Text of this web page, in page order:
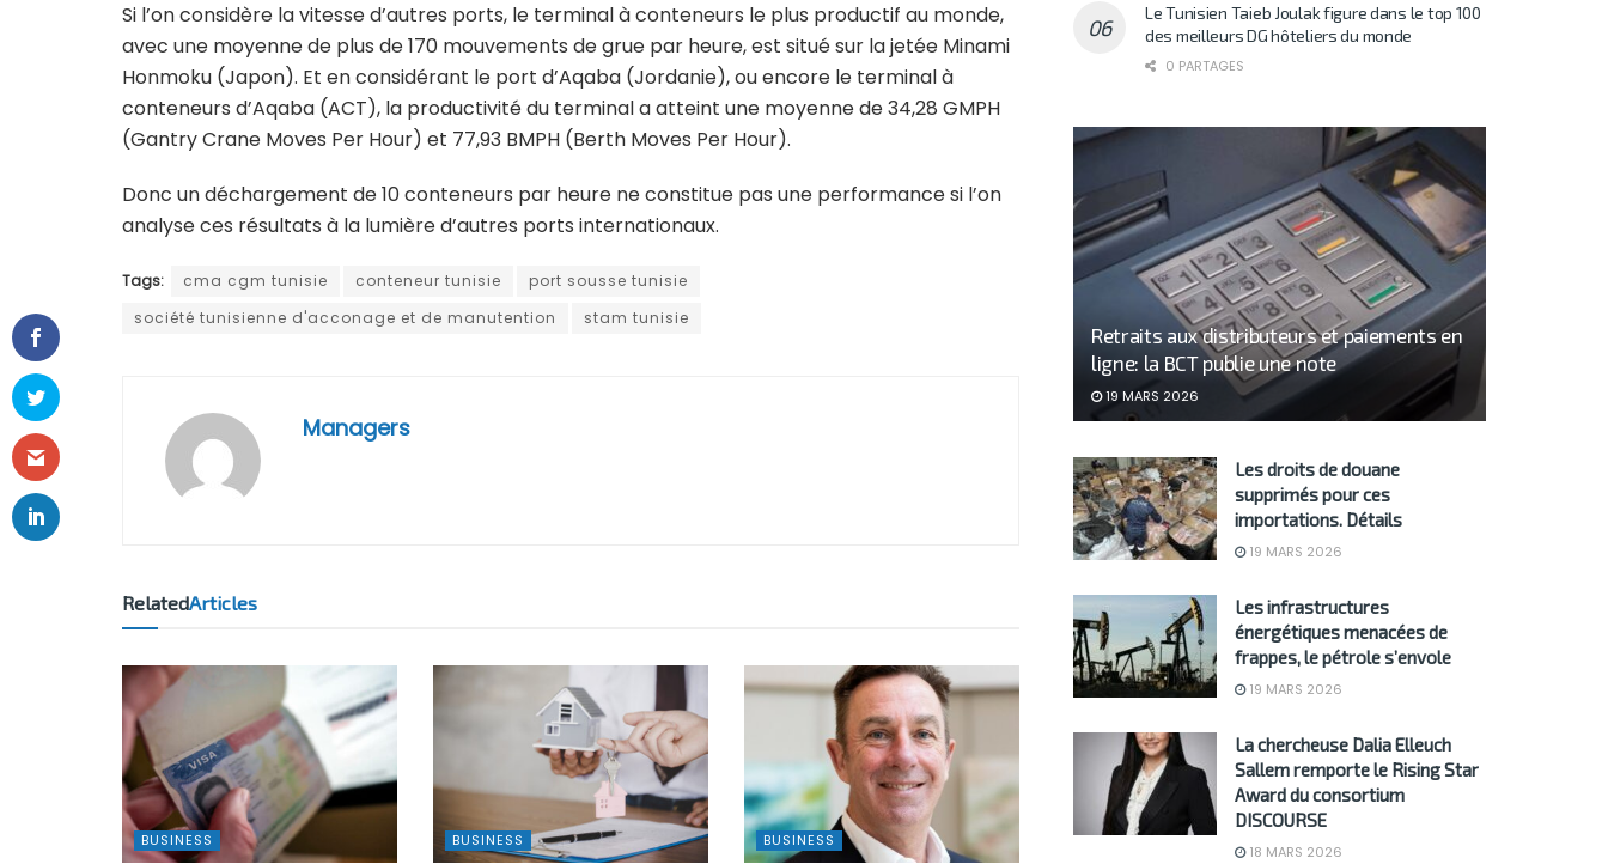
Si l’on considère la vitesse d’autres ports, le terminal à conteneurs le plus productif au monde,
avec une moyenne de plus de 170 mouvements de grue par heure, est situé sur la jetée Minami
Honmoku (Japon). Et en considérant le port d’Aqaba (Jordanie), ou encore le terminal à
conteneurs d’Aqaba (ACT), la productivité du terminal a atteint une moyenne de 34,28 GMPH
(Gantry Crane Moves Per Hour) et 77,93 BMPH (Berth Moves Per Hour).
Donc un déchargement de 10 conteneurs par heure ne constitue pas une performance si l’on
analyse ces résultats à la lumière d’autres ports internationaux.
Tags: cma cgm tunisie conteneur tunisie
port sousse tunisie
société tunisienne d'acconage et de manutention
stam tunisie
Managers
RelatedArticles
BUSINESS BUSINESS BUSINESS
Le Tunisien Taieb Joulak figure dans le top 100
des meilleurs DG hôteliers du monde
0 PARTAGES
Retraits aux distributeurs et paiements en
ligne: la BCT publie une note
19 MARS 2026
Les droits de douane
supprimés pour ces
importations. Détails
19 MARS 2026
Les infrastructures
énergétiques menacées de
frappes, le pétrole s’envole
19 MARS 2026
La chercheuse Dalia Elleuch
Sallem remporte le Rising Star
Award du consortium
DISCOURSE
18 MARS 2026